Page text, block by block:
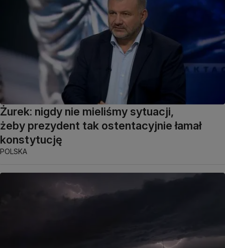
Żurek: nigdy nie mieliśmy sytuacji,
żeby prezydent tak ostentacyjnie łamał
konstytucję
POLSKA